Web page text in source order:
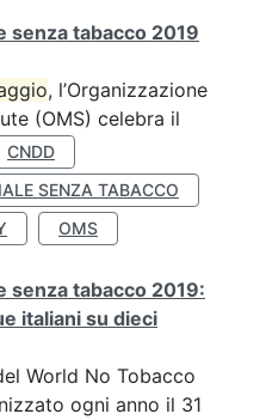
senza tabacco 2019
, l’Organizzazione
(OMS) celebra il
CNDD
SENZA TABACCO
OMS
senza tabacco 2019:
italiani su dieci
World No Tobacco
ogni anno il 31